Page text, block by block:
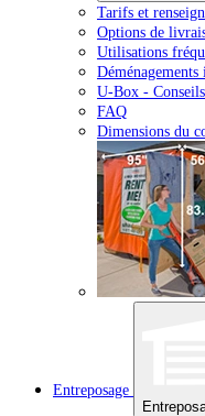
Tarifs et
Options de
Utilisations
U-Box -
FAQ
Dimensions du
Entreposage